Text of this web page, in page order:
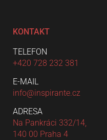
KONTAKT
TELEFON
+420 728 232 381
E-MAIL
info@inspirante.cz
ADRESA
Na Pankráci 332/14,
140 00 Praha 4